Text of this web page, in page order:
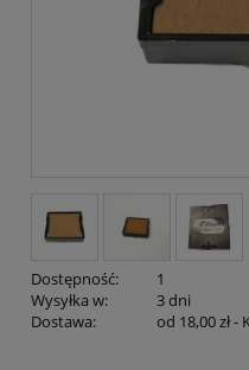
Dostępność:
1
Wysyłka w:
3 dni
Dostawa:
od 18,00 zł-
Cena nie zawiera